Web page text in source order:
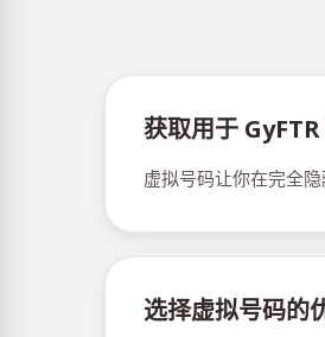
获取用于 GyFTR
虚拟号码让你在完全
选择虚拟号码的